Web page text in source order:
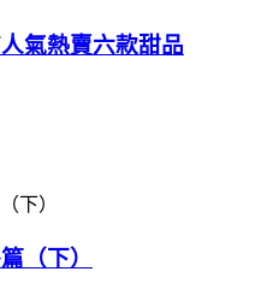
氣熱賣六款甜品
（下）